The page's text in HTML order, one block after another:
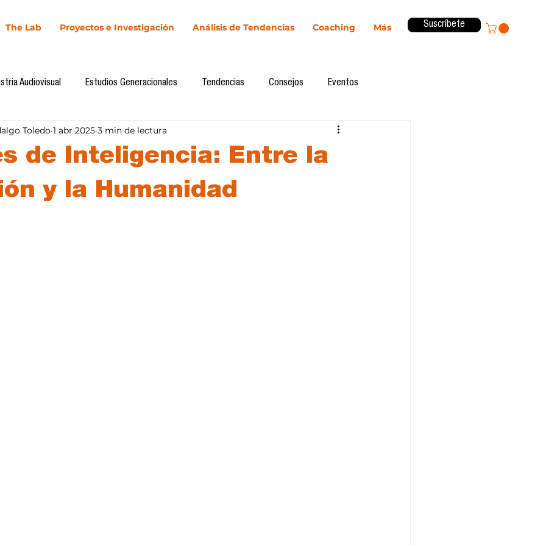
The Lab Proyectos e Investigación Análisis de Tendencias Coaching Más Suscríbete
Audiovisual Estudios Generacionales Tendencias Consejos Eventos
Cultura Digital Comunicación y Sociedad Innovación
Investigación CICA/Sintaxis
de Inteligencia: Entre la
y la Humanidad
Toledo 1 abr 2025 3 min de lectura